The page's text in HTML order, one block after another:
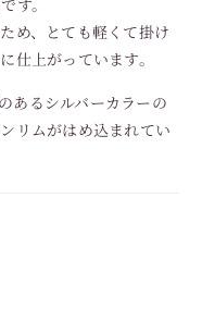
す。
め、とても軽くて掛け
仕上がっています。
あるシルバーカラーの
リムがはめ込まれてい